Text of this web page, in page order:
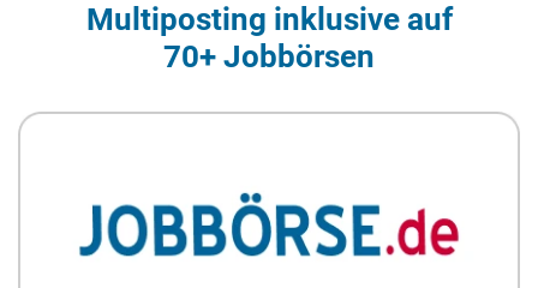
Multiposting inklusive auf
70+ Jobbörsen